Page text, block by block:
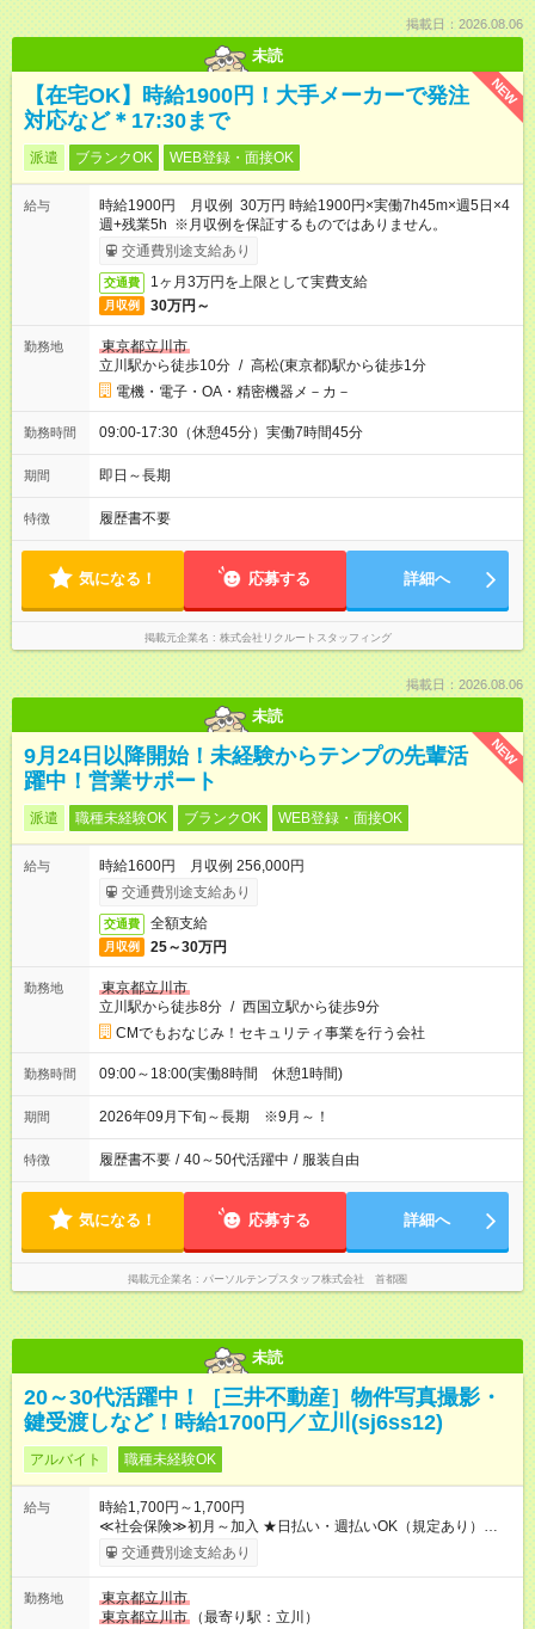
掲載日：2026.08.06
未読
NEW
【在宅OK】時給1900円！大手メーカーで発注
対応など＊17:30まで
派遣 ブランクOK WEB登録・面接OK
給与
時給1900円 月収例 30万円 時給1900円×実働7h45m×週5日×4
週+残業5h ※月収例を保証するものではありません。
交通費別途支給あり
交通費 1ヶ月3万円を上限として実費支給
月収例 30万円～
勤務地
東京都立川市
立川駅から徒歩10分 / 高松(東京都)駅から徒歩1分
電機・電子・OA・精密機器メ－カ－
勤務時間 09:00-17:30（休憩45分）実働7時間45分
期間 即日～長期
特徴 履歴書不要
気になる！ 応募する 詳細へ
掲載元企業名 株式会社リクルートスタッフィング
掲載日：2026.08.06
未読
NEW
9月24日以降開始！未経験からテンプの先輩活
躍中！営業サポート
派遣 職種未経験OK ブランクOK WEB登録・面接OK
給与
時給1600円 月収例 256,000円
交通費別途支給あり
交通費 全額支給
月収例 25～30万円
勤務地
東京都立川市
立川駅から徒歩8分 / 西国立駅から徒歩9分
CMでもおなじみ！セキュリティ事業を行う会社
勤務時間 09:00～18:00(実働8時間 休憩1時間)
期間 2026年09月下旬～長期 ※9月～！
特徴 履歴書不要 / 40～50代活躍中 / 服装自由
気になる！ 応募する 詳細へ
掲載元企業名 パーソルテンプスタッフ株式会社 首都圏
未読
20～30代活躍中！［三井不動産］物件写真撮影・
鍵受渡しなど！時給1700円／立川(sj6ss12)
アルバイト 職種未経験OK
給与
時給1,700円～1,700円
≪社会保険≫初月～加入 ★日払い・週払いOK（規定あり）
【試用期間】試用期間なし
交通費別途支給あり
勤務地
東京都立川市
東京都立川市
（最寄り駅：立川）